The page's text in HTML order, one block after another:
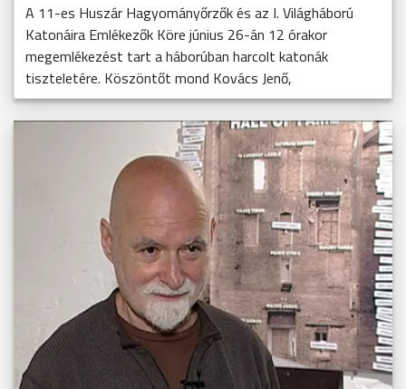
A 11-es Huszár Hagyományőrzők és az I. Világháború
Katonáira Emlékezők Köre június 26-án 12 órakor
megemlékezést tart a háborúban harcolt katonák
tiszteletére. Köszöntőt mond Kovács Jenő,